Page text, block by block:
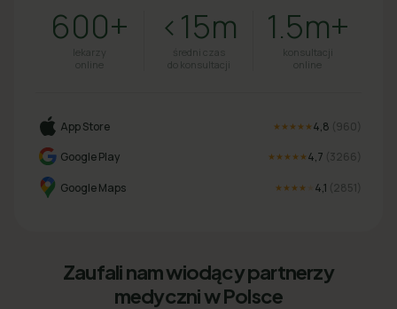
600+
lekarzy
online
<15m
średni czas
do konsultacji
1.5m+
konsultacji
online
App Store ★★★★★ 4,8 (960
Google Play
★★★★★ 4,7 (3266
Google Maps ★★★★ 4,1 (2851
Zaufali nam wiodący partnerzy
medyczni w Polsce